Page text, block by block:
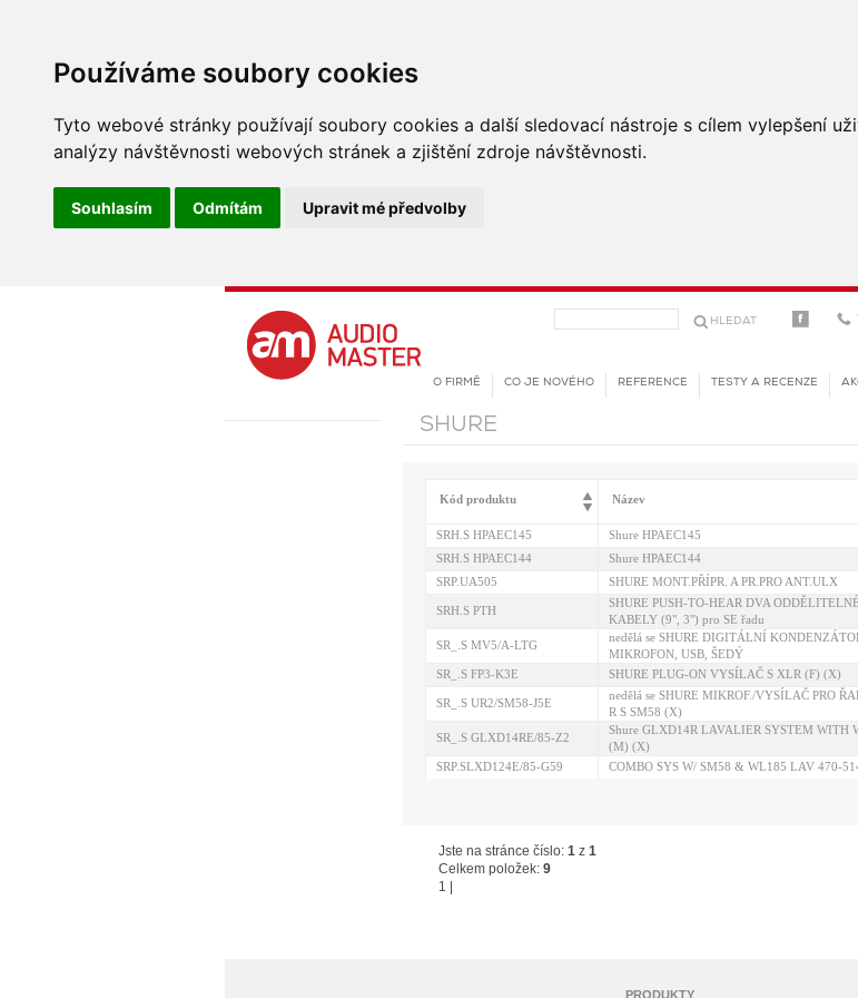
Používáme soubory cookies
Tyto webové stránky používají soubory cookies a další sledovací nástroje s cílem vylepšení
analýzy návštěvnosti webových stránek a zjištění zdroje návštěvnosti.
Souhlasím Odmítám Upravit mé předvolby
SHURE
Kód produktu Název
SRH.S HPAEC145 Shure HPAEC145
SRH.S HPAEC144
Shure HPAEC144
SRP.UA505
SHURE MONT.PŘÍPR. A PR.PRO ANT.ULX
SRH.S PTH
SHURE PUSH-TO-HEAR DVA ODDĚLITELNÉ
KABELY (9", 3") pro SE řadu
SR_.S MV5/A-LTG
nedělá se SHURE DIGITÁLNÍ
MIKROFON, USB, ŠEDÝ
SR_.S FP3-K3E SHURE PLUG-ON VYSÍLAČ S XLR (F) (X)
SR_.S UR2/SM58-J5E
nedělá se SHURE MIKROF./VYSÍLAČ PRO
R S SM58 (X)
SR_.S GLXD14RE/85-Z2
Shure GLXD14R LAVALIER SYSTEM WITH
(M) (X)
SRP.SLXD124E/85-G59 COMBO SYS W/ SM58 & WL185 LAV 470-
Jste na stránce číslo: 1 z 1
Celkem položek: 9
1
TESTY A RECENZE
REFERENCE
CO JE NOVÉHO
O FIRMĚ
PRODUKTY